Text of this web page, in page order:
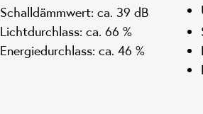
Schalldämmwert: ca. 39 dB
Lichtdurchlass: ca. 66 %
Energiedurchlass: ca. 46 %